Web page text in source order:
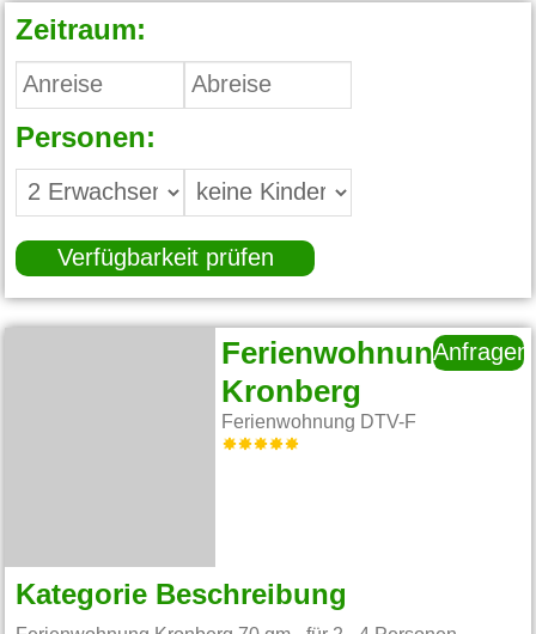
Zeitraum:
Personen:
Verfügbarkeit prüfen
Ferienwohnung
Kronberg
Ferienwohnung DTV-F
Anfragen
Kategorie Beschreibung